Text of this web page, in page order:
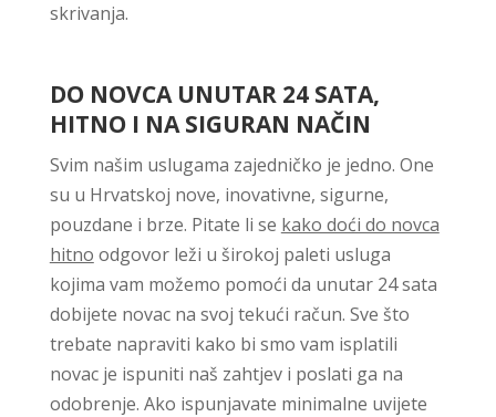
skrivanja.
DO NOVCA UNUTAR 24 SATA,
HITNO I NA SIGURAN NAČIN
Svim našim uslugama zajedničko je jedno. One
su u Hrvatskoj nove, inovativne, sigurne,
pouzdane i brze. Pitate li se kako doći do novca
hitno odgovor leži u širokoj paleti usluga
kojima vam možemo pomoći da unutar 24 sata
dobijete novac na svoj tekući račun. Sve što
trebate napraviti kako bi smo vam isplatili
novac je ispuniti naš zahtjev i poslati ga na
odobrenje. Ako ispunjavate minimalne uvijete